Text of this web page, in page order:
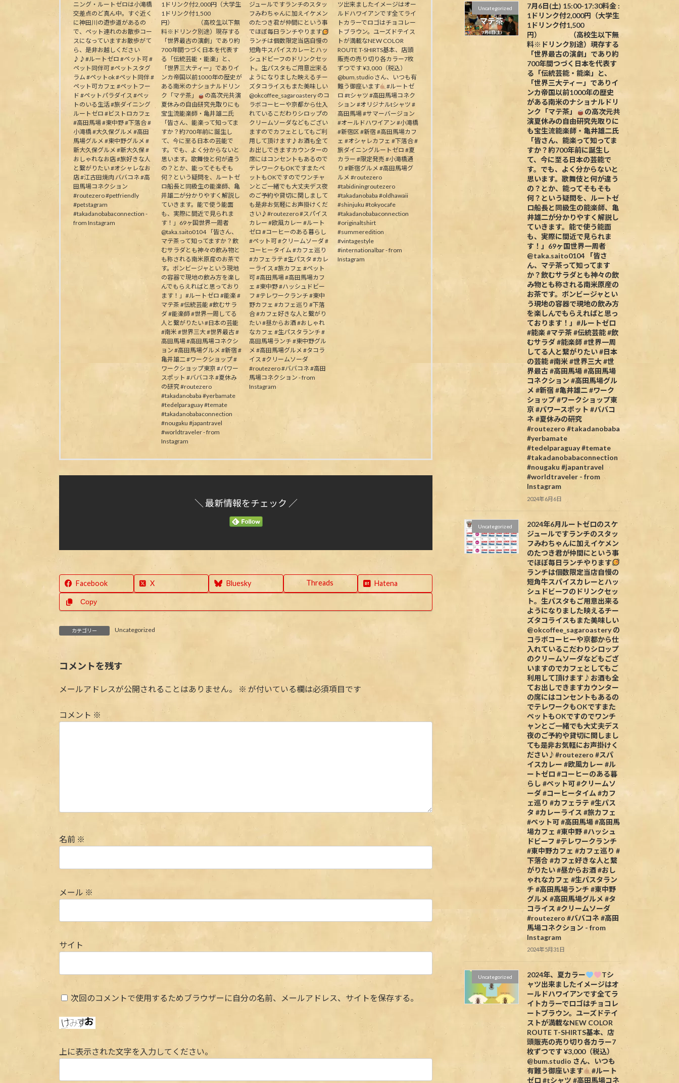
ニング・ルートゼロは小滝橋
交差点のど真ん中。すぐ近く
に神田川の遊歩道があるの
で、ペット連れのお散歩コー
スになっていますお散歩がて
ら、是非お越しください
♪♪#ルートゼロ #ペット可 #
ペット同伴可 #ペットスタグ
ラム #ペットok #ペット同伴 #
ペット可カフェ #ペットフー
ド #ペットパラダイス #ペッ
トのいる生活 #旅ダイニング
ルートゼロ #ビストロカフェ
#高田馬場 #東中野 #下落合 #
小滝橋 #大久保グルメ #高田
馬場グルメ #東中野グルメ #
新大久保グルメ #新大久保 #
おしゃれなお店 #旅好きな人
と繋がりたい #オシャレなお
店 #江古田焼肉 ババコネ #高
田馬場コネクション
#routezero #petfriendly
#petstagram
#takadanobabaconnection -
from Instagram
1ドリンク付2,000円（大学生
1ドリンク付1,500
円） （高校生以下無
料※ドリンク別途）現存する
「世界最古の演劇」であり約
700年間つづく日本を代表す
る「伝統芸能・能楽」と、
「世界三大ティー」でありイ
ンカ帝国以前1000年の歴史が
ある南米のナショナルドリン
ク「マテ茶」
の高次元共演
夏休みの自由研究先取りにも
宝生流能楽師・亀井雄二氏
「皆さん、能楽って知ってま
すか？約700年前に誕生し
て、今に至る日本の芸能で
す。でも、よく分からないと
思います。歌舞伎と何が違う
の？とか、能ってそもそも
何？という疑問を、ルートゼ
ロ船長と同級生の能楽師、亀
井雄二が分かりやすく解説し
ていきます。能で使う能面
も、実際に間近で見られま
す！」69ヶ国世界一周者
@taka.saito0104 「皆さん、
マテ茶って知ってますか？飲
むサラダとも神々の飲み物と
も称される南米原産のお茶で
す。ボンビージャという現地
の容器で現地の飲み方を楽し
んでもらえればと思っており
ます！」#ルートゼロ #能楽 #
マテ茶 #伝統芸能 #飲むサラ
ダ #能楽師 #世界一周してる
人と繋がりたい #日本の芸能
#南米 #世界三大 #世界最古 #
高田馬場 #高田馬場コネクシ
ョン #高田馬場グルメ #新宿 #
亀井雄二 #ワークショップ #
ワークショップ東京 #パワー
スポット #ババコネ #夏休み
の研究 #routezero
#takadanobaba #yerbamate
#tedelparaguay #temate
#takadanobabaconnection
#nougaku #japantravel
#worldtraveler - from
Instagram
ジュールですランチのスタッ
フみわちゃんに加えイケメン
のたつき君が仲間にという事
でほぼ毎日ランチやります
ランチは個数限定当店自慢の
短角牛スパイスカレーとハッ
シュドビーフのドリンクセッ
ト。生パスタもご用意出来る
ようになりました映えるチー
ズタコライスもまた美味しい
@okcoffee_sagaroastery のコ
ラボコーヒーや京都から仕入
れているこだわりシロップの
クリームソーダなどもござい
ますのでカフェとしてもご利
用して頂けます♪お酒も全て
お出しできますカウンターの
席にはコンセントもあるので
テレワークもOKですまたペ
ットもOKですのでワンチャ
ンとご一緒でも大丈夫デス夜
のご予約や貸切に関しまして
も是非お気軽にお声掛けくだ
さい♪#routezero #スパイス
カレー #欧風カレー #ルート
ゼロ #コーヒーのある暮らし
#ペット可 #クリームソーダ #
コーヒータイム #カフェ巡り
#カフェラテ #生パスタ #カレ
ーライス #旅カフェ #ペット
可 #高田馬場 #高田馬場カフ
ェ #東中野 #ハッシュドビー
フ #テレワークランチ #東中
野カフェ #カフェ巡り #下落
合 #カフェ好きな人と繋がり
たい #昼からお酒 #おしゃれ
なカフェ #生パスタランチ #
高田馬場ランチ #東中野グル
メ #高田馬場グルメ #タコラ
イス #クリームソーダ
#routezero #ババコネ #高田
馬場コネクション - from
Instagram
ツ出来ましたイメージはオー
ルドハワイアンです全てライ
トカラーでロゴはチョコレー
トブラウン。ユーズドテイス
トが満載なNEW COLOR
ROUTE T-SHIRTS基本、店頭
販売の売り切り各カラー7枚
ずつです ¥3,000（税込）
@bum.studio さん、いつも有
難う御座います
#ルートゼ
ロ #tシャツ #高田馬場コネク
ション #オリジナルtシャツ #
高田馬場 #サマーバージョン
#オールドハワイアン #小滝橋
#新宿区 #新宿 #高田馬場カフ
ェ #オシャレカフェ #下落合 #
旅ダイニングルートゼロ #夏
カラー #限定発売 #小滝橋通
り #新宿グルメ #高田馬場グ
ルメ #routezero
#tabidiningroutezero
#takadanobaba #oldhawaii
#shinjuku #tokyocafe
#takadanobabaconnection
#originaltshirt
#summeredition
#vintagestyle
#internationalbar - from
Instagram
＼ 最新情報をチェック ／
Facebook X Bluesky Threads Hatena
Copy
カテゴリー Uncategorized
コメントを残す
メールアドレスが公開されることはありません。 ※ が付いている欄は必須項目です
コメント ※
名前 ※
メール ※
サイト
次回のコメントで使用するためブラウザーに自分の名前、メールアドレス、サイトを保存する。
上に表示された文字を入力してください。
Uncategorized
7月6日(土) 15:00-17:30料金 :
1ドリンク付2,000円（大学生
1ドリンク付1,500
円） （高校生以下無
料※ドリンク別途）現存する
「世界最古の演劇」であり約
700年間つづく日本を代表す
る「伝統芸能・能楽」と、
「世界三大ティー」でありイ
ンカ帝国以前1000年の歴史
がある南米のナショナルドリ
ンク「マテ茶」
の高次元共
演夏休みの自由研究先取りに
も宝生流能楽師・亀井雄二氏
「皆さん、能楽って知ってま
すか？約700年前に誕生し
て、今に至る日本の芸能で
す。でも、よく分からないと
思います。歌舞伎と何が違う
の？とか、能ってそもそも
何？という疑問を、ルートゼ
ロ船長と同級生の能楽師、亀
井雄二が分かりやすく解説し
ていきます。能で使う能面
も、実際に間近で見られま
す！」69ヶ国世界一周者
@taka.saito0104 「皆さ
ん、マテ茶って知ってます
か？飲むサラダとも神々の飲
み物とも称される南米原産の
お茶です。ボンビージャとい
う現地の容器で現地の飲み方
を楽しんでもらえればと思っ
ております！」#ルートゼロ
#能楽 #マテ茶 #伝統芸能 #飲
むサラダ #能楽師 #世界一周
してる人と繋がりたい #日本
の芸能 #南米 #世界三大 #世
界最古 #高田馬場 #高田馬場
コネクション #高田馬場グル
メ #新宿 #亀井雄二 #ワーク
ショップ #ワークショップ東
京 #パワースポット #ババコ
ネ #夏休みの研究
#routezero #takadanobaba
#yerbamate
#tedelparaguay #temate
#takadanobabaconnection
#nougaku #japantravel
#worldtraveler - from
Instagram
2024年6月6日
Uncategorized
2024年6月ルートゼロのスケ
ジュールですランチのスタッ
フみわちゃんに加えイケメン
のたつき君が仲間にという事
でほぼ毎日ランチやります
ランチは個数限定当店自慢の
短角牛スパイスカレーとハッ
シュドビーフのドリンクセッ
ト。生パスタもご用意出来る
ようになりました映えるチー
ズタコライスもまた美味しい
@okcoffee_sagaroastery の
コラボコーヒーや京都から仕
入れているこだわりシロップ
のクリームソーダなどもござ
いますのでカフェとしてもご
利用して頂けます♪お酒も全
てお出しできますカウンター
の席にはコンセントもあるの
でテレワークもOKですまた
ペットもOKですのでワンチ
ャンとご一緒でも大丈夫デス
夜のご予約や貸切に関しまし
ても是非お気軽にお声掛けく
ださい♪#routezero #スパ
イスカレー #欧風カレー #ル
ートゼロ #コーヒーのある暮
らし #ペット可 #クリームソ
ーダ #コーヒータイム #カフ
ェ巡り #カフェラテ #生パス
タ #カレーライス #旅カフェ
#ペット可 #高田馬場 #高田馬
場カフェ #東中野 #ハッシュ
ドビーフ #テレワークランチ
#東中野カフェ #カフェ巡り #
下落合 #カフェ好きな人と繋
がりたい #昼からお酒 #おし
ゃれなカフェ #生パスタラン
チ #高田馬場ランチ #東中野
グルメ #高田馬場グルメ #タ
コライス #クリームソーダ
#routezero #ババコネ #高田
馬場コネクション - from
Instagram
2024年5月31日
Uncategorized 2024年、夏カラー
Tシ
ャツ出来ましたイメージはオ
ールドハワイアンです全てラ
イトカラーでロゴはチョコレ
ートブラウン。ユーズドテイ
ストが満載なNEW COLOR
ROUTE T-SHIRTS基本、店
頭販売の売り切り各カラー7
枚ずつです ¥3,000（税込）
@bum.studio さん、いつも
有難う御座います
#ルート
ゼロ #tシャツ #高田馬場コネ